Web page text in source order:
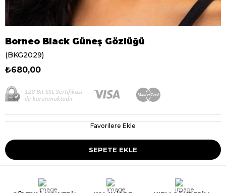
Borneo Black Güneş Gözlüğü
(BKG2029)
₺680,00
Favorilere Ekle